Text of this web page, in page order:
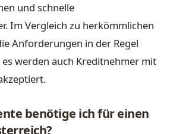
und schnelle
Im Vergleich zu herkömmlichen
Anforderungen in der Regel
werden auch Kreditnehmer mit
benötige ich für einen